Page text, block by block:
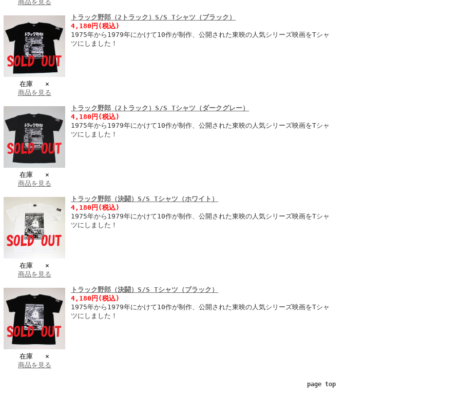
商品を見る
在庫 ×
商品を見る
トラック野郎（2トラック）S/S Tシャツ（ブラック）
4,180円(税込)
1975年から1979年にかけて10作が制作、公開された東映の人気シリーズ映画をTシャ
ツにしました！
在庫 ×
商品を見る
トラック野郎（2トラック）S/S Tシャツ（ダークグレー）
4,180円(税込)
1975年から1979年にかけて10作が制作、公開された東映の人気シリーズ映画をTシャ
ツにしました！
在庫 ×
商品を見る
トラック野郎（決闘）S/S Tシャツ（ホワイト）
4,180円(税込)
1975年から1979年にかけて10作が制作、公開された東映の人気シリーズ映画をTシャ
ツにしました！
在庫 ×
商品を見る
トラック野郎（決闘）S/S Tシャツ（ブラック）
4,180円(税込)
1975年から1979年にかけて10作が制作、公開された東映の人気シリーズ映画をTシャ
ツにしました！
page top